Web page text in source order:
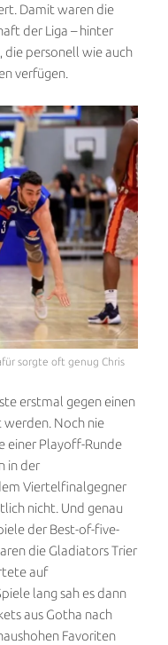
Damit waren die
der Liga – hinter
die personell wie auch
verfügen.
sorgte oft genug Chris
erstmal gegen einen
werden. Noch nie
einer Playoff-Runde
in der
Viertelfinalgegner
nicht. Und genau
der Best-of-five-
die Gladiators Trier
auf
lang sah es dann
aus Gotha nach
Favoriten